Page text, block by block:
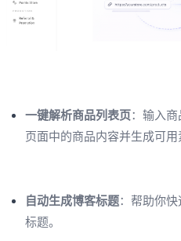
一键解析商品列表页 ：输入商
页面中的商品内容并生成可用
自动生成博客标题：帮助你
标题。